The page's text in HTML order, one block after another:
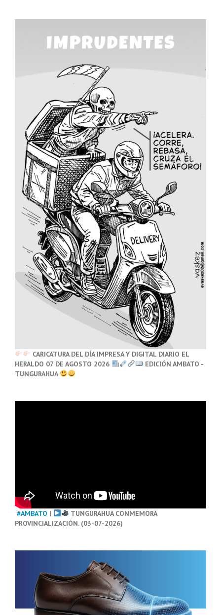
CARICATURA DEL DÍA IMPRESA Y DIGITAL DIARIO EL
HERALDO 07 DE AGOSTO 2026
EDICIÓN AMBATO -
TUNGURAHUA
#AMBATO |
TUNGURAHUA CONMEMORA
PROVINCIALIZACIÓN. (03-07-2026)